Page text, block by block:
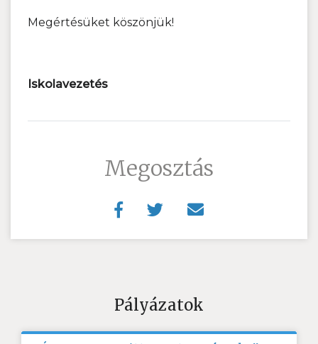
Megértésüket köszönjük!
Iskolavezetés
Megosztás
Pályázatok